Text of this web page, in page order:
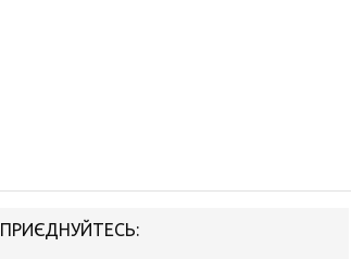
ПРИЄДНУЙТЕСЬ: